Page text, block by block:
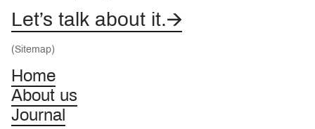
Let’s talk about it.→
→
(Sitemap)
Home
About us
Journal